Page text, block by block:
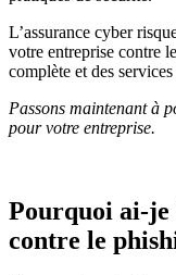
L’assurance cyber
votre entreprise contre
complète et des
Passons maintenant à
pour votre entreprise.
Pourquoi ai-je
contre le